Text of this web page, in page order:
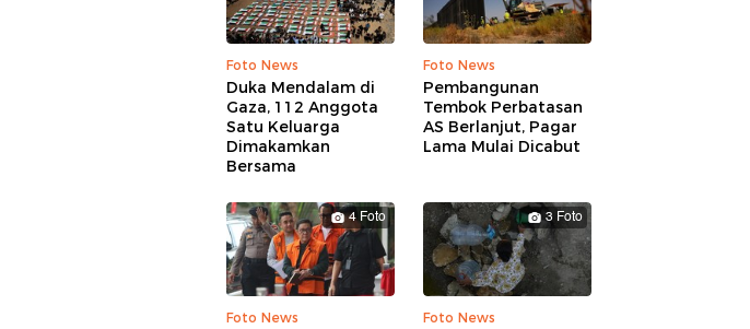
Foto News
Duka Mendalam di
Gaza, 112 Anggota
Satu Keluarga
Dimakamkan
Bersama
Foto News
Pembangunan
Tembok Perbatasan
AS Berlanjut, Pagar
Lama Mulai Dicabut
4 Foto
Foto News
3 Foto
Foto News